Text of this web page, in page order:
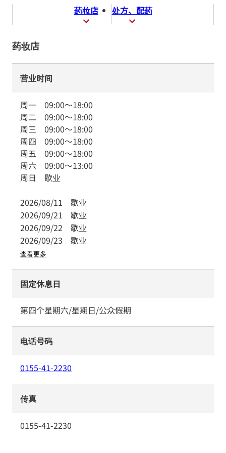
药妆店 处方、配药
药妆店
营业时间
周一 09:00～18:00
周二 09:00～18:00
周三 09:00～18:00
周四 09:00～18:00
周五 09:00～18:00
周六 09:00～13:00
周日 歇业
2026/08/11 歇业
2026/09/21 歇业
2026/09/22 歇业
2026/09/23 歇业
查看更多
固定休息日
第四个星期六/星期日/公众假期
电话号码
0155-41-2230
传真
0155-41-2230